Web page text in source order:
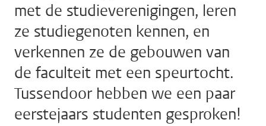
met de studieverenigingen, leren
ze studiegenoten kennen, en
verkennen ze de gebouwen van
de faculteit met een speurtocht.
Tussendoor hebben we een paar
eerstejaars studenten gesproken!